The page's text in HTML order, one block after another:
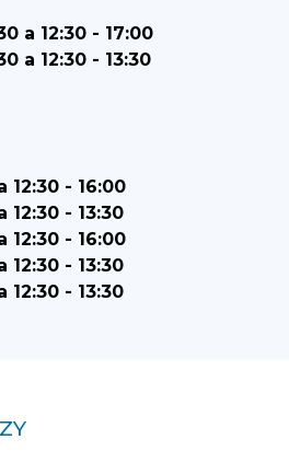
a 12:30 - 17:00
a 12:30 - 13:30
12:30 - 16:00
12:30 - 13:30
12:30 - 16:00
12:30 - 13:30
12:30 - 13:30